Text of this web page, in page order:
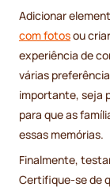
Adicionar
com fotosou
experiência de
várias
importante, seja
para que as
essas memórias.
Finalmente,
Certifique-se de